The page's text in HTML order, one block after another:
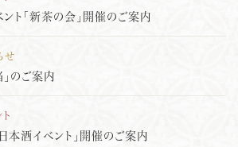
ト「新茶の会」開催のご案内
せ
のご案内
本酒イベント」開催のご案内